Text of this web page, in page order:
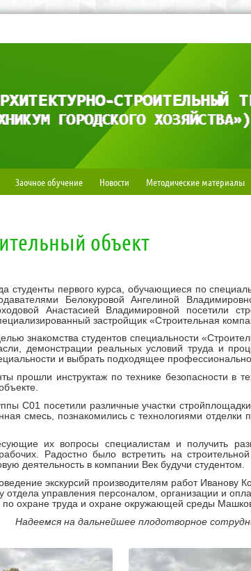
Заочное обучение Новости Методические материалы
объект
студенты первого курса, обучающиеся по
Белокуровой Ангелиной
Анастасией Владимировной посетили
застройщик «Строительная
знакомства студентов специальности
демонстрации реальных условий труда и
и выбрать подходящее
прошли инструктаж по технике безопасности в
С01 посетили различные участки
смесь, познакомились с технологиями
их вопросы специалистам и получить
Радостно было встретить на
деятельность в компании Век будучи студентом.
экскурсий производителям работ Иванову
отдела управления персоналом, организации и
по охране труда и охране окружающей среды
Надеемся на дальнейшее плодотворное